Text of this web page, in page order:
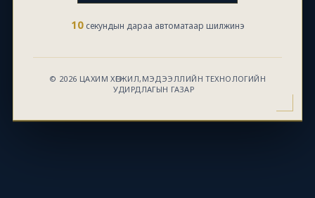
10секундын дараа автоматаар шилжинэ
© 2026 ЦАХИМ ХӨГЖИЛ,МЭДЭЭЛЛИЙН ТЕХНОЛОГИЙН
УДИРДЛАГЫН ГАЗАР